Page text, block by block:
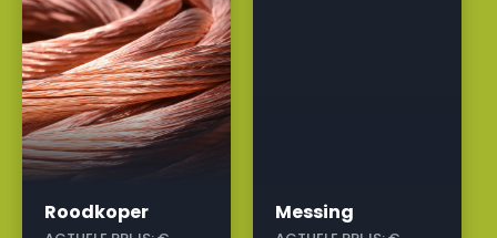
Roodkoper Messing